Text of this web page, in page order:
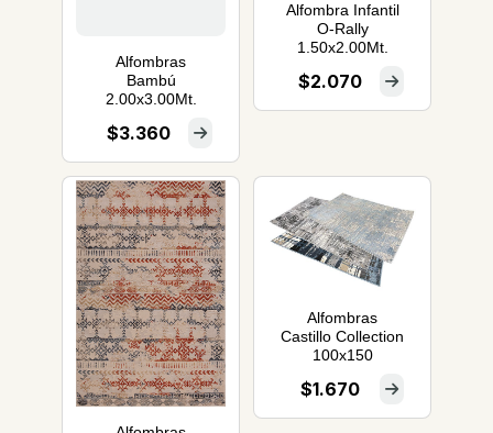
Alfombras
Bambú
2.00x3.00Mt.
$3.360
Alfombra Infantil
O-Rally
1.50x2.00Mt.
$2.070
Alfombras
Castillo Collection
100x150
$1.670